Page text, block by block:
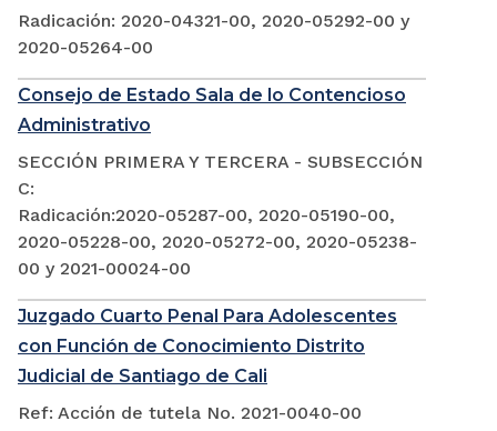
Radicación: 2020-04321-00, 2020-05292-00 y
2020-05264-00
Consejo de Estado Sala de lo Contencioso
Administrativo
SECCIÓN PRIMERA Y TERCERA - SUBSECCIÓN
C:
Radicación:2020-05287-00, 2020-05190-00,
2020-05228-00, 2020-05272-00, 2020-05238-
00 y 2021-00024-00
Juzgado Cuarto Penal Para Adolescentes
con Función de Conocimiento Distrito
Judicial de Santiago de Cali
Ref: Acción de tutela No. 2021-0040-00